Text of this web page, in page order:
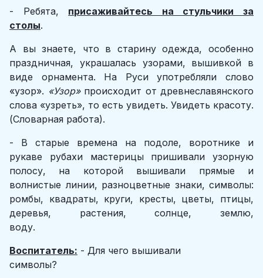
- Ребята, присаживайтесь на стульчики за
столы.
А вы знаете, что в старину одежда, особенно
праздничная, украшалась узорами, вышивкой в
виде орнамента. На Руси употребляли слово
«узор». «Узор»происходит от древнеславянского
слова «узреть», то есть увидеть. Увидеть красоту.
(Словарная работа).
- В старые времена на подоле, воротнике и
рукаве рубахи мастерицы пришивали узорную
полосу, на которой вышивали прямые и
волнистые линии, разноцветные знаки, символы:
ромбы, квадраты, круги, кресты, цветы, птицы,
деревья, растения, солнце, землю,
воду.
Воспитатель: - Для чего вышивали
символы?